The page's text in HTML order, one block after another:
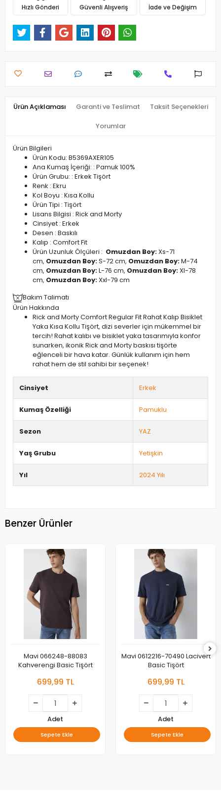
Hızlı Gönderi Güvenli Alışveriş İade ve Değişim
Ürün Açıklaması Garanti ve Teslimat Taksit Seçenekleri
Yorumlar
Ürün Bilgileri
Ürün Kodu: B5369AXER105
Ana Kumaş İçeriği: : Pamuk 100%
Ürün Grubu: : Erkek Tişört
Renk : Ekru
Kol Boyu : Kısa Kollu
Ürün Tipi : Tişört
Lisans Bilgisi : Rick and Morty
Cinsiyet : Erkek
Desen : Baskılı
Kalıp : Comfort Fit
Ürün Uzunluk Ölçüleri : Omuzdan Boy:Xs-71
cm, Omuzdan Boy:S-72 cm, Omuzdan Boy:M-74
cm, Omuzdan Boy:L-76 cm, Omuzdan Boy:Xl-78
cm, Omuzdan Boy:Xxl-79 cm
Bakım Talimatı
Ürün Hakkında
Rick and Morty Comfort Regular Fit Rahat Kalıp Bisiklet
Yaka Kısa Kollu Tişört, dizi severler için mükemmel bir
tercih! Rahat kalıbı ve bisiklet yaka tasarımıyla konfor
sunarken, ikonik Rick and Morty baskısı tişörte
eğlenceli bir hava katar. Günlük kullanım için hem
rahat hem de stil sahibi bir seçenek!
Cinsiyet Erkek
Kumaş Özelliği Pamuklu
Sezon YAZ
Yaş Grubu Yetişkin
Yıl 2024 Yılı
Benzer Ürünler
Mavi 066248-88083
Kahverengi Basic Tişört
699,99 TL
Adet
Sepete Ekle
Mavi 0612216-70490 Lacivert
Basic Tişört
699,99 TL
Adet
Sepete Ekle